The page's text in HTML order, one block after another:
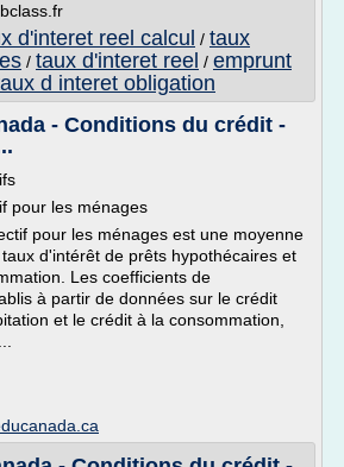
d'interet reel calcul / taux
/ taux d'interet reel / emprunt
d interet obligation
- Conditions du crédit -
pour les ménages
pour les ménages est une moyenne
d'intérêt de prêts hypothécaires et
Les coefficients de
à partir de données sur le crédit
et le crédit à la consommation,